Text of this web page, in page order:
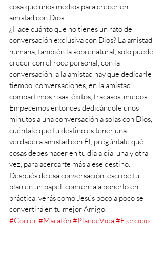
cosa que unos medios para crecer en
amistad con Dios.
¿Hace cuánto que no tienes un rato de
conversación exclusiva con Dios? La amistad
humana, también la sobrenatural, solo puede
crecer con el roce personal, con la
conversación, a la amistad hay que dedicarle
tiempo, conversaciones, en la amistad
compartimos risas, éxitos, fracasos, miedos…
Empecemos entonces dedicándole unos
minutos a una conversación a solas con Dios,
cuéntale que tu destino es tener una
verdadera amistad con Él, pregúntale qué
cosas debes hacer en tu día a día, una y otra
vez, para acercarte más a ese destino.
Después de esa conversación, escribe tu
plan en un papel, comienza a ponerlo en
práctica, verás como Jesús poco a poco se
convertirá en tu mejor Amigo.
#Correr#Maratón #PlandeVida#Ejercicio